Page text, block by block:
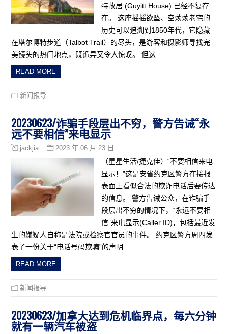
特故居 (Guyitt House) 已经不复存
在。 这座摇摇欲坠、空荡荡老宅的
历史可以追溯到1850年代，它隐藏
在塔尔博特步道（Talbot Trail）的尽头，是游客和摄影师寻找完
美镜头的热门地点，既诡异又令人惊叹。 但这…
READ MORE
新闻报导
20230623/诈骗手段层出不穷，警方告诫“永
远不要相信”来电显示
jackjia 2023 年 06 月 23 日
（星星生活/捷克佳）“不要相信来电
显示！”这是安省约克区警方在接报
表面上看似合法的欺诈电话后要传达
的信息。 警方告诫公众，在诈骗手
段层出不穷的情况下，“永远不要相
信”来电显示(Caller ID)，包括最近发
生的嫌疑人自称是法院或检察官官员的事件。 约克区警方周四发
表了一份关于“电话号码欺骗”的声明…
READ MORE
新闻报导
20230623/加拿大达到危机临界点，每六分钟
就有一辆汽车被盗